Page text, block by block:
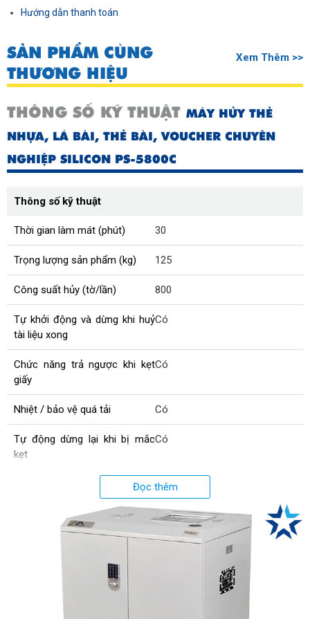
Hướng dẫn thanh toán
SẢN PHẨM CÙNG
THƯƠNG HIỆU
Xem Thêm >>
THÔNG SỐ KỸ THUẬT MÁY HỦY THẺ
NHỰA, LÁ BÀI, THẺ BÀI, VOUCHER CHUYÊN
NGHIỆP SILICON PS-5800C
Thông số kỹ thuật
Thời gian làm mát (phút) 30
Trọng lượng sản phẩm (kg) 125
Công suất hủy (tờ/lần) 800
Tự khởi động và dừng khi huỷ
tài liệu xong
Có
Chức năng trả ngược khi kẹt
giấy
Có
Nhiệt / bảo vệ quá tải Có
Tự động dừng lại khi bị mắc
kẹt
Có
2.5x15
Chiều rộng miệng cắt (mm) 225
80
Kích thước sản phẩm (mm)
Đọc thêm